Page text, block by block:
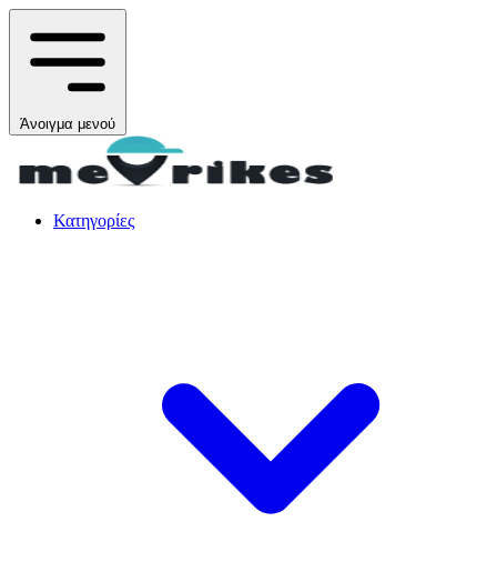
Άνοιγμα μενού
Κατηγορίες